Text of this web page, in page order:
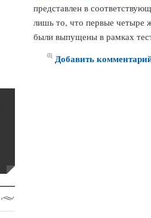
представлен в
лишь то, что первые четыре
были выпущены в рамках
Добавить